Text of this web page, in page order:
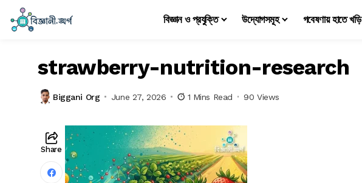
বিজ্ঞান ও প্রযুক্তি উদ্যোগসমূহ গবেষণায় হাতে খড়ি
strawberry-nutrition-research
Biggani Org June 27, 2026 1 Mins Read 90 Views
Share